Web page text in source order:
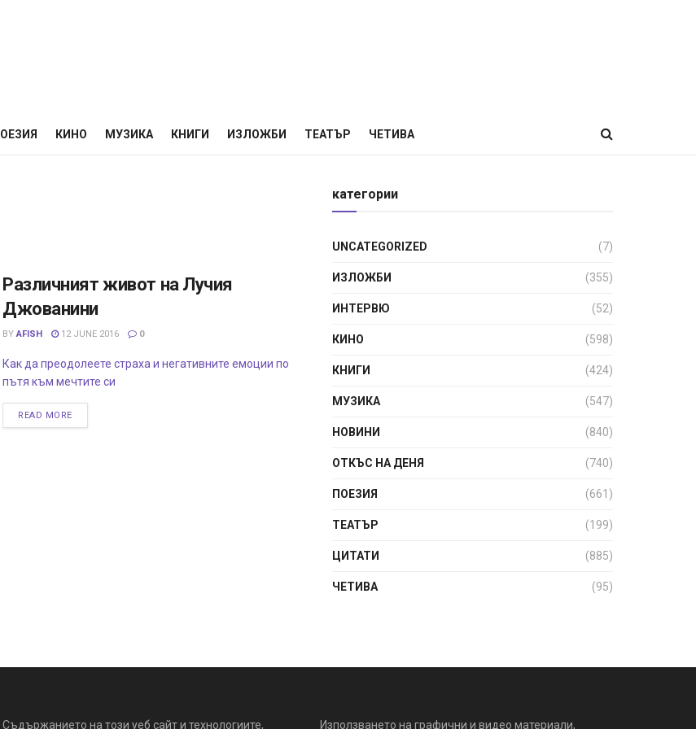
КИНО МУЗИКА КНИГИ ИЗЛОЖБИ ТЕАТЪР ЧЕТИВА
Различният живот на Лучия
Джованини
BY AFISH 12 JUNE 2016 0
Как да преодолеете страха и негативните емоции по
пътя към мечтите си
READ MORE
категории
UNCATEGORIZED (7)
ИЗЛОЖБИ (355)
ИНТЕРВЮ (52)
КИНО (598)
КНИГИ (424)
МУЗИКА (547)
НОВИНИ (840)
ОТКЪС НА ДЕНЯ (740)
ПОЕЗИЯ (661)
ТЕАТЪР (199)
ЦИТАТИ (885)
ЧЕТИВА (95)
Съдържанието на този уеб сайт и технологиите, Използването на графични и видео материали,